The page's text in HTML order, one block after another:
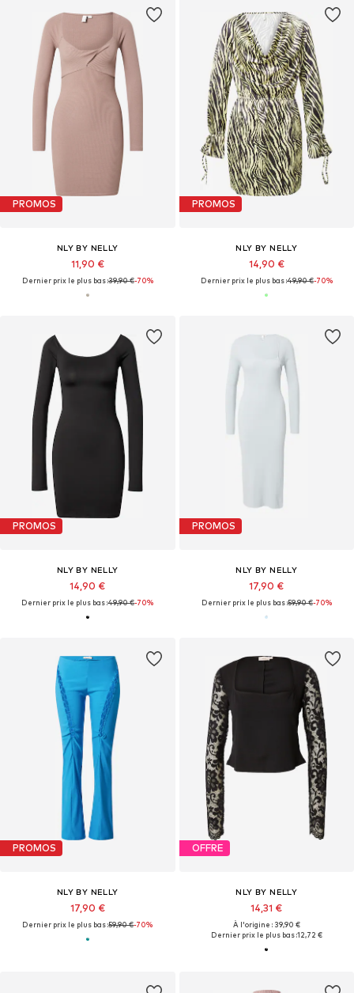
PROMOS
NLY BY NELLY
11,90 €
Dernier prix le plus bas :39,90 €-70%
PROMOS
NLY BY NELLY
14,90 €
Dernier prix le plus bas :49,90 €-70%
PROMOS
NLY BY NELLY
14,90 €
Dernier prix le plus bas :49,90 €-70%
PROMOS
NLY BY NELLY
17,90 €
Dernier prix le plus bas :59,90 €-70%
PROMOS
NLY BY NELLY
17,90 €
Dernier prix le plus bas :59,90 €-70%
OFFRE
NLY BY NELLY
14,31 €
À l'origine : 39,90 €
Dernier prix le plus bas :12,72 €